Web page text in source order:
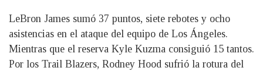
LeBron James sumó 37 puntos, siete rebotes y ocho
asistencias en el ataque del equipo de Los Ángeles.
Mientras que el reserva Kyle Kuzma consiguió 15 tantos.
Por los Trail Blazers, Rodney Hood sufrió la rotura del